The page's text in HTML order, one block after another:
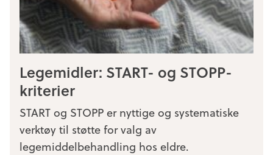
Legemidler: START- og STOPP-
kriterier
START og STOPP er nyttige og systematiske
verktøy til støtte for valg av
legemiddelbehandling hos eldre.